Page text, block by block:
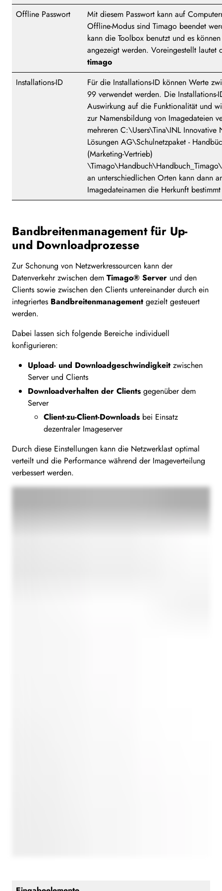
Offline Passwort
Mit diesem Passwort kann auf
Offline-Modus sind Timago beendet
kann die Toolbox benutzt und es
angezeigt werden. Voreingestellt lautet
timago
Installations-ID
Für die Installations-ID können Werte
99 verwendet werden. Die Installations-
Auswirkung auf die Funktionalität und
zur Namensbildung von Imagedateien
mehreren C:\Users\Tina\INL Innovative
Lösungen AG\Schulnetzpaket -
(Marketing-Vertrieb)
an unterschiedlichen Orten kann dann
Imagedateinamen die Herkunft
Bandbreitenmanagement für Up-
und Downloadprozesse
Zur Schonung von Netzwerkressourcen kann der
Datenverkehr zwischen dem Timago® Server und den
Clients sowie zwischen den Clients untereinander durch ein
integriertes Bandbreitenmanagement gezielt gesteuert
werden.
Dabei lassen sich folgende Bereiche individuell
konfigurieren:
Upload- und Downloadgeschwindigkeit zwischen
Server und Clients
Downloadverhalten der Clients gegenüber dem
Server
Client-zu-Client-Downloads bei Einsatz
dezentraler Imageserver
Durch diese Einstellungen kann die Netzwerklast optimal
verteilt und die Performance während der Imageverteilung
verbessert werden.